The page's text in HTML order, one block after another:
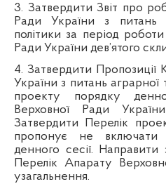
3. Затвердити Звіт про
Ради України з питань
політики за період роботи
Ради України дев’ятого
4. Затвердити Пропозиції
України з питань аграрної
проекту порядку
Верховної Ради
Затвердити Перелік
пропонує не
денного сесії. Направити
Перелік Апарату
узагальнення.